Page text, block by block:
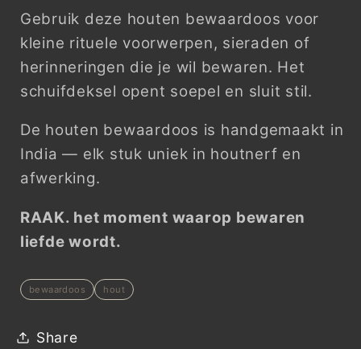
Gebruik deze houten bewaardoos voor
kleine rituele voorwerpen, sieraden of
herinneringen die je wil bewaren. Het
schuifdeksel opent soepel en sluit stil.
De houten bewaardoos is handgemaakt in
India — elk stuk uniek in houtnerf en
afwerking.
RAAK. het moment waarop bewaren
liefde wordt.
bewaardoos hout
Share